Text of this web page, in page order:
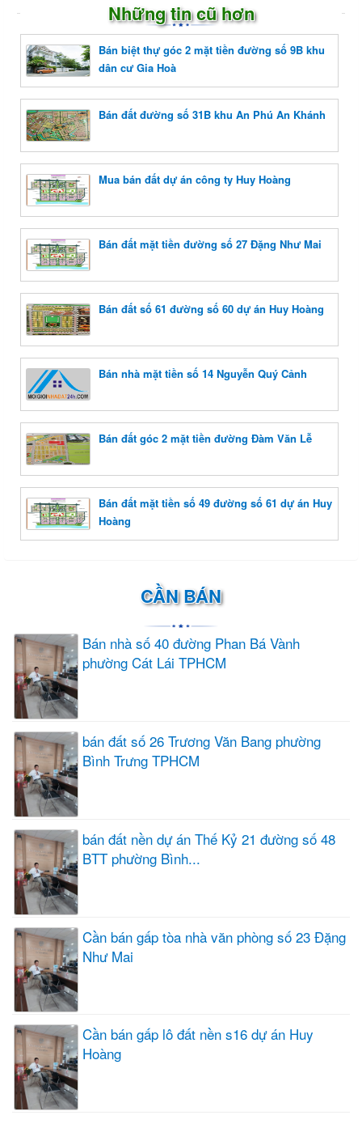
Những tin cũ hơn
Bán biệt thự góc 2 mặt tiền đường số 9B khu
dân cư Gia Hoà
Bán đất đường số 31B khu An Phú An Khánh
Mua bán đất dự án công ty Huy Hoàng
Bán đất mặt tiền đường số 27 Đặng Như Mai
Bán đất số 61 đường số 60 dự án Huy Hoàng
Bán nhà mặt tiền số 14 Nguyễn Quý Cảnh
Bán đất góc 2 mặt tiền đường Đàm Văn Lễ
Bán đất mặt tiền số 49 đường số 61 dự án Huy
Hoàng
CẦN BÁN
Bán nhà số 40 đường Phan Bá Vành
phường Cát Lái TPHCM
bán đất số 26 Trương Văn Bang phường
Bình Trưng TPHCM
bán đất nền dự án Thế Kỷ 21 đường số 48
BTT phường Bình...
Cần bán gấp tòa nhà văn phòng số 23 Đặng
Như Mai
Cần bán gấp lô đất nền s16 dự án Huy
Hoàng